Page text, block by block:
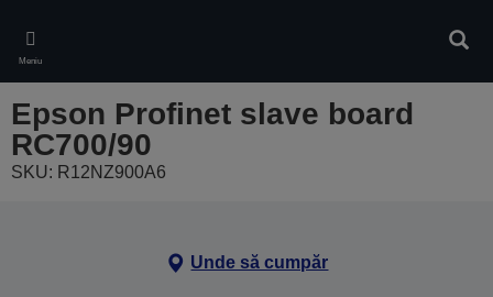
main
content
Meniu
Epson Profinet slave board
RC700/90
SKU: R12NZ900A6
Unde să cumpăr